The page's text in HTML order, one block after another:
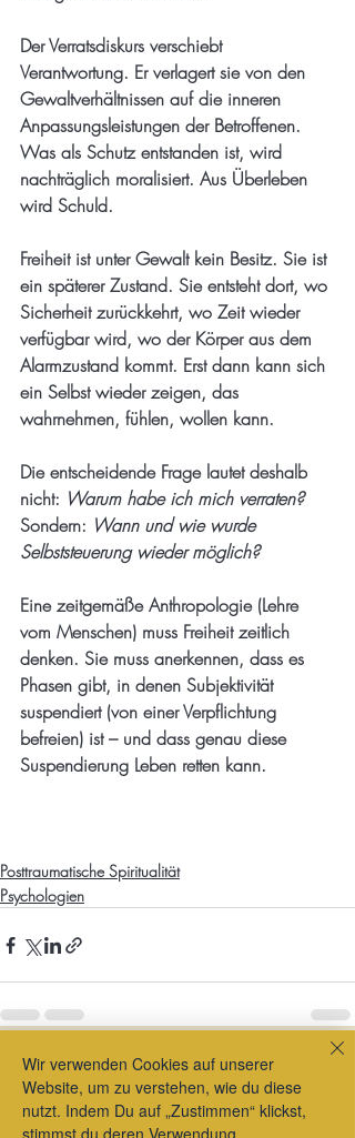
Der Verratsdiskurs verschiebt
Verantwortung. Er verlagert sie von den
Gewaltverhältnissen auf die inneren
Anpassungsleistungen der Betroffenen.
Was als Schutz entstanden ist, wird
nachträglich moralisiert. Aus Überleben
wird Schuld.
Freiheit ist unter Gewalt kein Besitz. Sie ist
ein späterer Zustand. Sie entsteht dort, wo
Sicherheit zurückkehrt, wo Zeit wieder
verfügbar wird, wo der Körper aus dem
Alarmzustand kommt. Erst dann kann sich
ein Selbst wieder zeigen, das
wahrnehmen, fühlen, wollen kann.
Die entscheidende Frage lautet deshalb
nicht: Warum habe ich mich verraten?
Sondern: Wann und wie wurde
Selbststeuerung wieder möglich?
Eine zeitgemäße Anthropologie (Lehre
vom Menschen) muss Freiheit zeitlich
denken. Sie muss anerkennen, dass es
Phasen gibt, in denen Subjektivität
suspendiert (von einer Verpflichtung
befreien) ist – und dass genau diese
Suspendierung Leben retten kann.
Posttraumatische Spiritualität
Psychologien
Aktuelle Beiträge
Wir verwenden Cookies auf unserer
Website, um zu verstehen, wie du diese
nutzt. Indem Du auf „Zustimmen“ klickst,
stimmst du deren Verwendung